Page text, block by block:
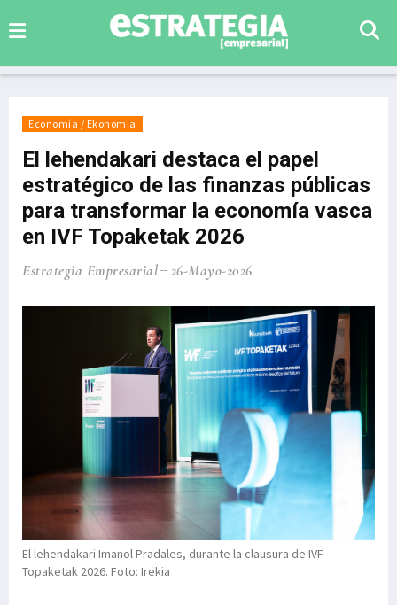
Economía / Ekonomia
El lehendakari destaca el papel
estratégico de las finanzas públicas
para transformar la economía vasca
en IVF Topaketak 2026
Estrategia Empresarial 26-Mayo-2026
El lehendakari Imanol Pradales, durante la clausura de IVF
Topaketak 2026. Foto: Irekia